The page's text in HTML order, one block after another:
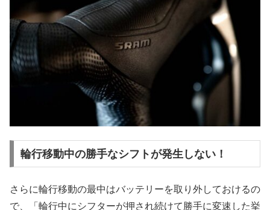
輪行移動中の勝手なシフトが発生しない！
さらに輪行移動の最中はバッテリーを取り外しておけるの
で、「輪行中にシフターが押され続けて勝手に変速した挙